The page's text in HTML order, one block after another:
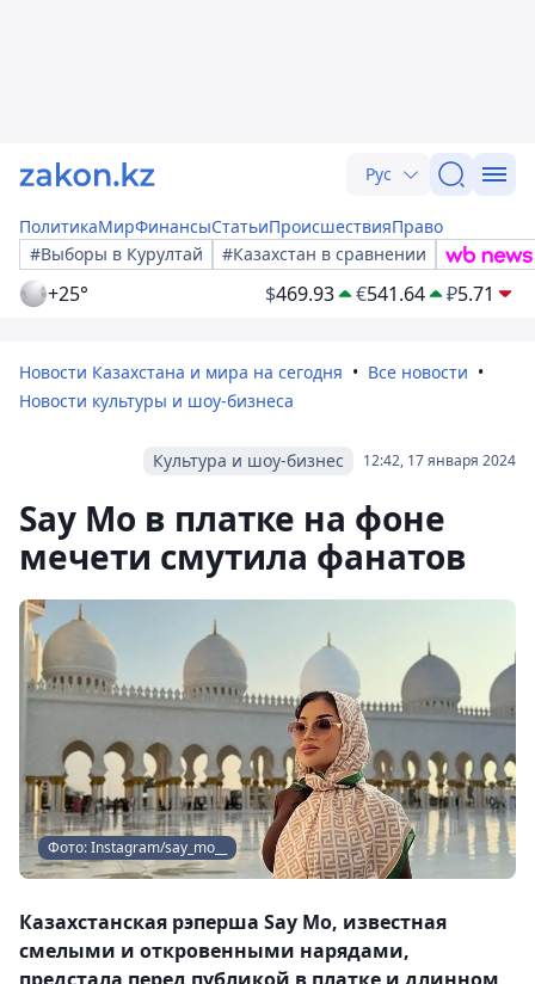
Рус
ПолитикаМирФинансыСтатьиПроисшествияПраво
#Выборы в Курултай
#Казахстан в сравнении
+25° $469.93 €541.64 ₽5.71
Новости Казахстана и мира на сегодня
Все новости
Новости культуры и шоу-бизнеса
12:42, 17 января 2024
Культура и шоу-бизнес
Say Mo в платке на фоне
мечети смутила фанатов
Фото: Instagram/say_mo__
Казахстанская рэперша Say Mo, известная
смелыми и откровенными нарядами,